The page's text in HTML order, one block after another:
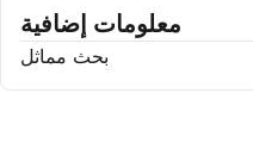
معلومات إضافية
بحث مماثل